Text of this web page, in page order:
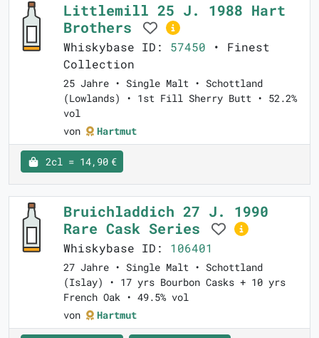
Littlemill 25 J. 1988 Hart
Brothers
Whiskybase ID: 57450 • Finest
Collection
25 Jahre • Single Malt • Schottland
(Lowlands) • 1st Fill Sherry Butt • 52.2%
vol
von
Hartmut
2cl = 14,90 €
Bruichladdich 27 J. 1990
Rare Cask Series
Whiskybase ID: 106401
27 Jahre • Single Malt • Schottland
(Islay) • 17 yrs Bourbon Casks + 10 yrs
French Oak • 49.5% vol
von
Hartmut